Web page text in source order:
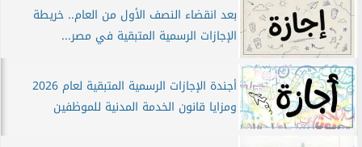
بعد انقضاء النصف الأول من العام.. خريطة
الإجازات الرسمية المتبقية في مصر...
أجندة الإجازات الرسمية المتبقية لعام 2026
ومزايا قانون الخدمة المدنية للموظفين